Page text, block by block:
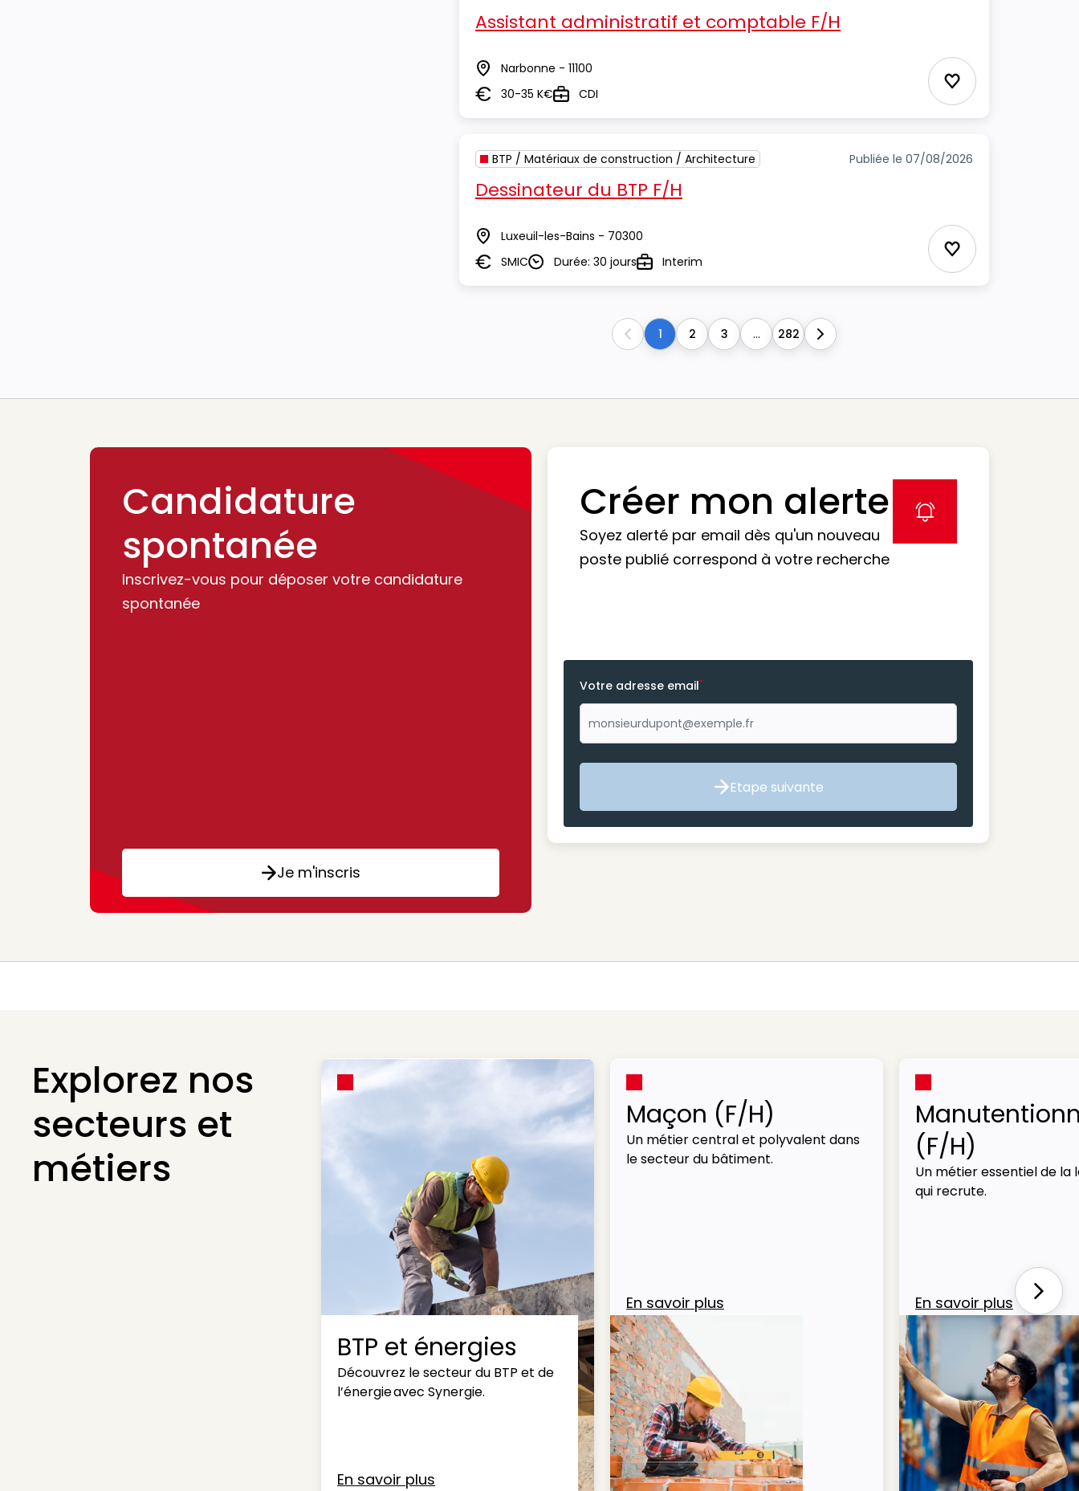
Assistant administratif et comptable F/H
Lieu Narbonne - 11100
Salaire30-35 K€TypeCDI Ajouter aux
BTP / Matériaux de construction / Architecture Publiée le 07/08/2026
Dessinateur du BTP F/H
Lieu Luxeuil-les-Bains - 70300
Salaire
SMICDuréeDurée: 30 joursTypeInterim Ajouter aux
Previous
1 2 3 ... 282 Next
Candidature
spontanée
Inscrivez-vous pour déposer votre candidature
spontanée
Je m'inscris
Créer mon alerte
Soyez alerté par email dès qu'un nouveau
poste publié correspond à votre recherche
label icon
Votre adresse email*
Etape suivante
Etape suivante
Explorez nos
secteurs et
métiers
BTP et énergies
Découvrez le secteur du BTP et de
l’énergie avec Synergie.
En savoir plus
Maçon (F/H)
Un métier central et polyvalent dans
le secteur du bâtiment.
En savoir plus
(F/H)
Un métier essentiel de la
qui recrute.
En savoir plus Next